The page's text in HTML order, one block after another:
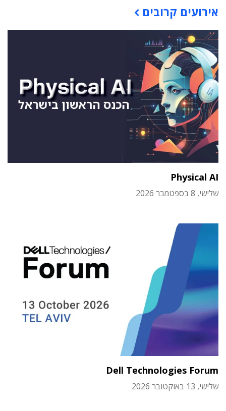
אירועים קרובים
Physical AI
שלישי, 8 בספטמבר 2026
Dell Technologies Forum
שלישי, 13 באוקטובר 2026